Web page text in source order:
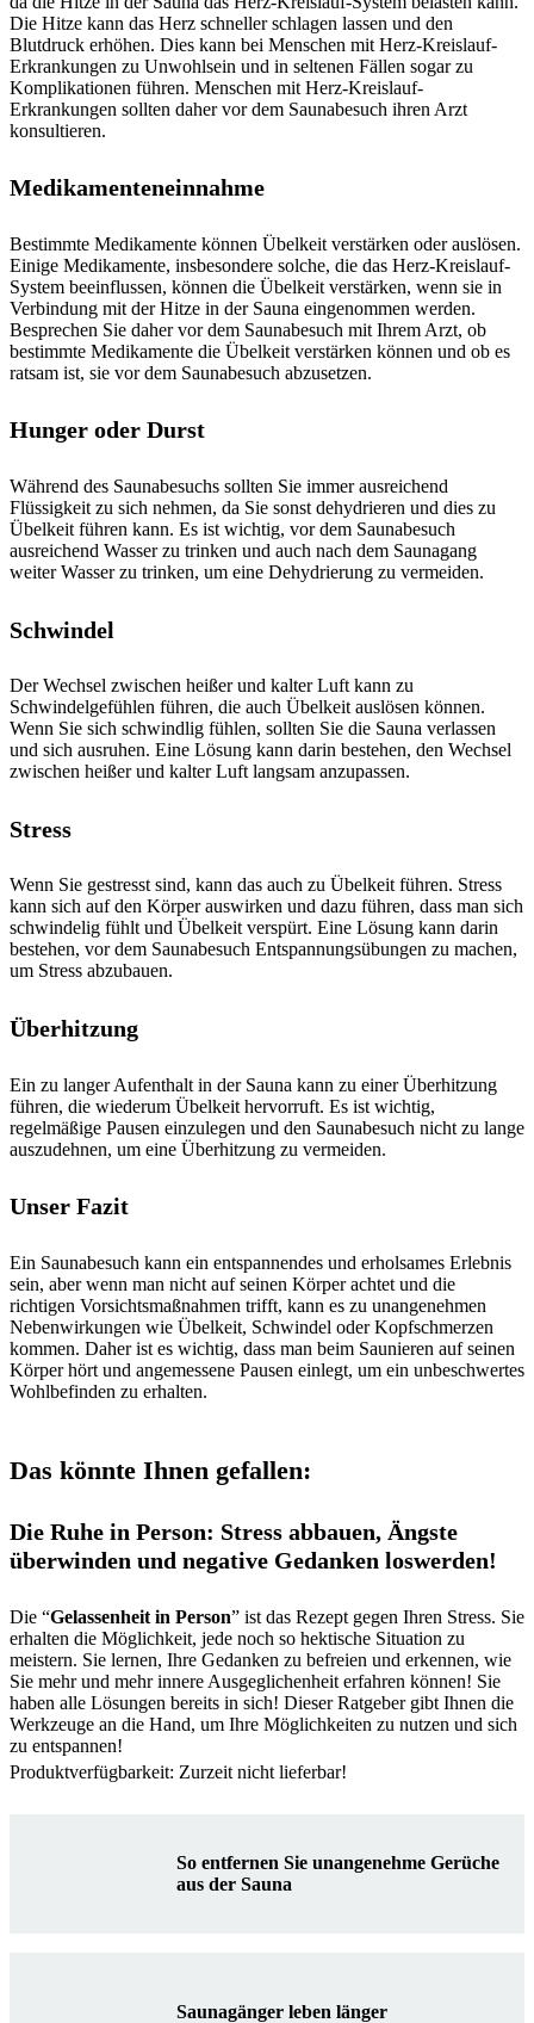
Die Hitze kann das Herz schneller schlagen lassen und den
Blutdruck erhöhen. Dies kann bei Menschen mit Herz-Kreislauf-
Erkrankungen zu Unwohlsein und in seltenen Fällen sogar zu
Komplikationen führen. Menschen mit Herz-Kreislauf-
Erkrankungen sollten daher vor dem Saunabesuch ihren Arzt
konsultieren.
Medikamenteneinnahme
Bestimmte Medikamente können Übelkeit verstärken oder auslösen.
Einige Medikamente, insbesondere solche, die das Herz-Kreislauf-
System beeinflussen, können die Übelkeit verstärken, wenn sie in
Verbindung mit der Hitze in der Sauna eingenommen werden.
Besprechen Sie daher vor dem Saunabesuch mit Ihrem Arzt, ob
bestimmte Medikamente die Übelkeit verstärken können und ob es
ratsam ist, sie vor dem Saunabesuch abzusetzen.
Hunger oder Durst
Während des Saunabesuchs sollten Sie immer ausreichend
Flüssigkeit zu sich nehmen, da Sie sonst dehydrieren und dies zu
Übelkeit führen kann. Es ist wichtig, vor dem Saunabesuch
ausreichend Wasser zu trinken und auch nach dem Saunagang
weiter Wasser zu trinken, um eine Dehydrierung zu vermeiden.
Schwindel
Der Wechsel zwischen heißer und kalter Luft kann zu
Schwindelgefühlen führen, die auch Übelkeit auslösen können.
Wenn Sie sich schwindlig fühlen, sollten Sie die Sauna verlassen
und sich ausruhen. Eine Lösung kann darin bestehen, den Wechsel
zwischen heißer und kalter Luft langsam anzupassen.
Stress
Wenn Sie gestresst sind, kann das auch zu Übelkeit führen. Stress
kann sich auf den Körper auswirken und dazu führen, dass man sich
schwindelig fühlt und Übelkeit verspürt. Eine Lösung kann darin
bestehen, vor dem Saunabesuch Entspannungsübungen zu machen,
um Stress abzubauen.
Überhitzung
Ein zu langer Aufenthalt in der Sauna kann zu einer Überhitzung
führen, die wiederum Übelkeit hervorruft. Es ist wichtig,
regelmäßige Pausen einzulegen und den Saunabesuch nicht zu lange
auszudehnen, um eine Überhitzung zu vermeiden.
Unser Fazit
Ein Saunabesuch kann ein entspannendes und erholsames Erlebnis
sein, aber wenn man nicht auf seinen Körper achtet und die
richtigen Vorsichtsmaßnahmen trifft, kann es zu unangenehmen
Nebenwirkungen wie Übelkeit, Schwindel oder Kopfschmerzen
kommen. Daher ist es wichtig, dass man beim Saunieren auf seinen
Körper hört und angemessene Pausen einlegt, um ein unbeschwertes
Wohlbefinden zu erhalten.
Das könnte Ihnen gefallen:
Die Ruhe in Person: Stress abbauen, Ängste
überwinden und negative Gedanken loswerden!
Die “Gelassenheit in Person” ist das Rezept gegen Ihren Stress. Sie
erhalten die Möglichkeit, jede noch so hektische Situation zu
meistern. Sie lernen, Ihre Gedanken zu befreien und erkennen, wie
Sie mehr und mehr innere Ausgeglichenheit erfahren können! Sie
haben alle Lösungen bereits in sich! Dieser Ratgeber gibt Ihnen die
Werkzeuge an die Hand, um Ihre Möglichkeiten zu nutzen und sich
zu entspannen!
Produktverfügbarkeit: Zurzeit nicht lieferbar!
So entfernen Sie unangenehme Gerüche
aus der Sauna
Saunagänger leben länger